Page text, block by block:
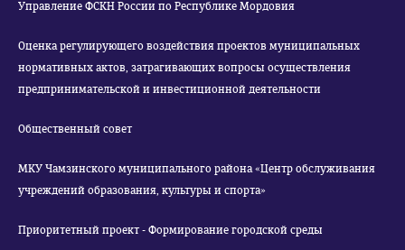
Управление ФСКН России по Республике Мордовия
Оценка регулирующего воздействия проектов муниципальных
нормативных актов, затрагивающих вопросы осуществления
предпринимательской и инвестиционной деятельности
Общественный совет
МКУ Чамзинского муниципального района «Центр обслуживания
учреждений образования, культуры и спорта»
Приоритетный проект - Формирование городской среды